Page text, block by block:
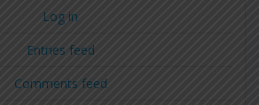
Log in
Entries feed
Comments feed